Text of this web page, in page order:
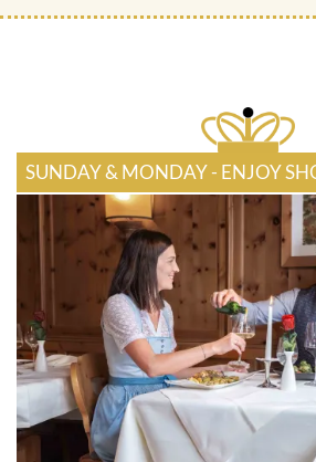
SUNDAY & MONDAY - ENJOY